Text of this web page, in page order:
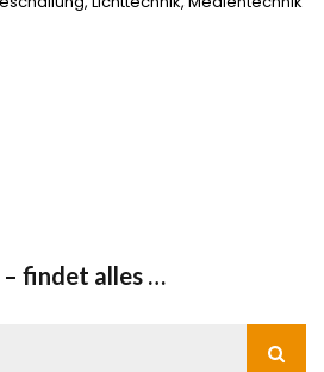
– findet alles …